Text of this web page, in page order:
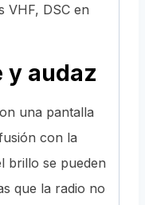
VHF, DSC en
y audaz
una pantalla
con la
brillo se pueden
que la radio no